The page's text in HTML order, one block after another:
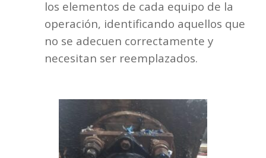
los elementos de cada equipo de la
operación, identificando aquellos que
no se adecuen correctamente y
necesitan ser reemplazados.